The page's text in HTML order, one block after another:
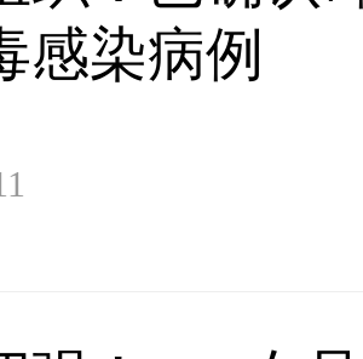
感染病例